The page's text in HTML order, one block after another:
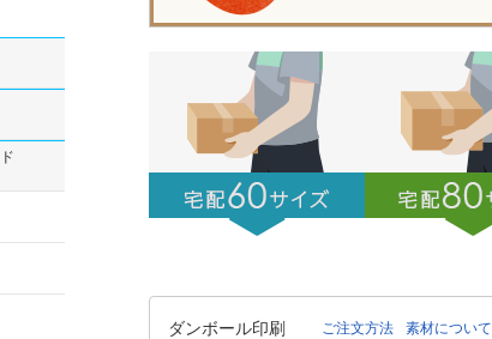
ダンボール印刷 ご注文方法 素材について